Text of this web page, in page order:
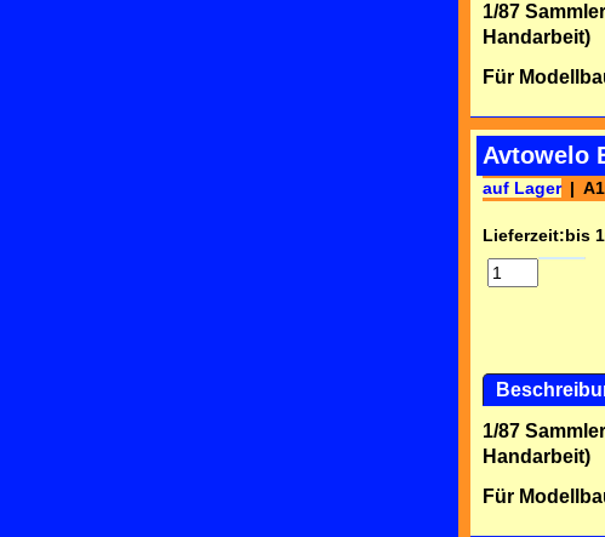
1/87
Handarbeit)
Für
Avtowelo
auf Lager
Lieferzeit:bis
1/87
Handarbeit)
Für